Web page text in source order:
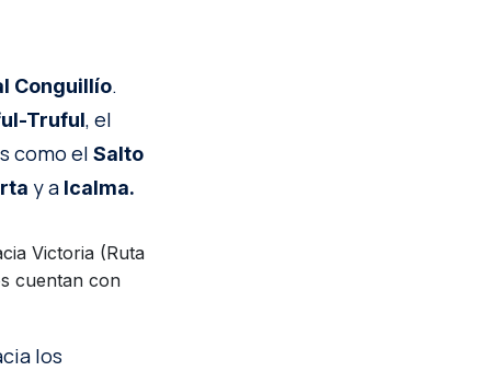
Conguillío.
Truful, el
como el Salto
y a Icalma.
Victoria (Ruta
cuentan con
los